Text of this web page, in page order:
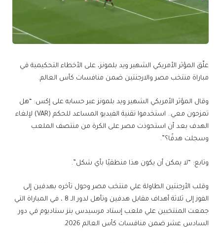
علّق المؤثر الأمريكي الشهير ويد بلمونز، على الأخطاء التحكيمية في
مباراة منتخب مصر والارجنتين ضمن منافسات كأس العالم.
وقال المؤثر الأمريكي الشهير ويد بلمونز عبر حسابه على إكس: “هل
تمزحون معي.. استخدموا تقنية الفيديو المساعد للحكم (VAR) لإلغاء
الهدف بعد أن استحوذت مصر على الكرة من منتصف الملعب
وسجلت هدفًا؟”.
وتابع: “لا يمكن أن يكون هذا منطقيًا بأي شكل”.
وقلب الأرجنتين الطاولة علي منتخب مصر وحول تأخره بهدفين إلى
الفوز إلى ثلاثة أهداف مقابل هدفين وتأهل لدور الـ 8 ، في المباراة التي
جمعت المنتخبين علي ملعب إستاد مرسيدس بنز ستاديوم في دور
السادس عشر ضمن منافسات كأس العالم 2026.